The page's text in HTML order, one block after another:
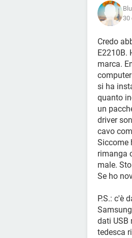
30
Credo
E2210B.
marca.
si ha
quanto
un
driver
cavo
Siccome
rimanga
male.
Se ho
P.S.: c'è
dati USB
tedesca